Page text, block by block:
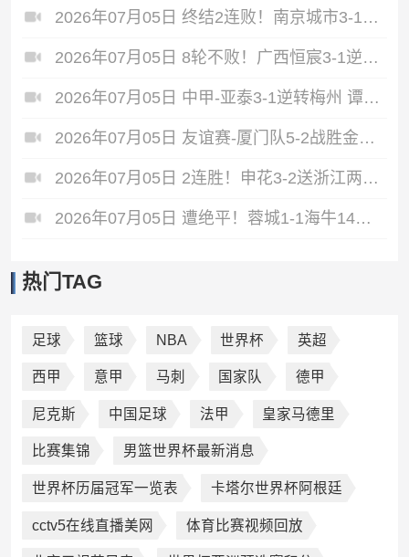
2026年07月05日 终结2连败！南京城市3-1佛山南狮 恩戈姆建功朱启文双响
2026年07月05日 8轮不败！广西恒宸3-1逆转大连鲲城 姆博双响拉普辛造两球+失点
2026年07月05日 中甲-亚泰3-1逆转梅州 谭龙破门范厚泰造余炜廉乌龙 梅州仍旧垫底
2026年07月05日 友谊赛-厦门队5-2战胜金门队 厦门队五人破门林世捷造王梓岩乌龙
2026年07月05日 2连胜！申花3-2送浙江两连败 37岁吴曦双响拉唐点射 王钰栋破门
2026年07月05日 遭绝平！蓉城1-1海牛14分领跑 杨明洋建功杨聪救主 海牛仍倒数第3
热门TAG
足球 篮球 NBA 世界杯 英超
西甲 意甲 马刺 国家队 德甲
尼克斯 中国足球 法甲 皇家马德里
比赛集锦 男篮世界杯最新消息
世界杯历届冠军一览表 卡塔尔世界杯阿根廷
cctv5在线直播美网 体育比赛视频回放